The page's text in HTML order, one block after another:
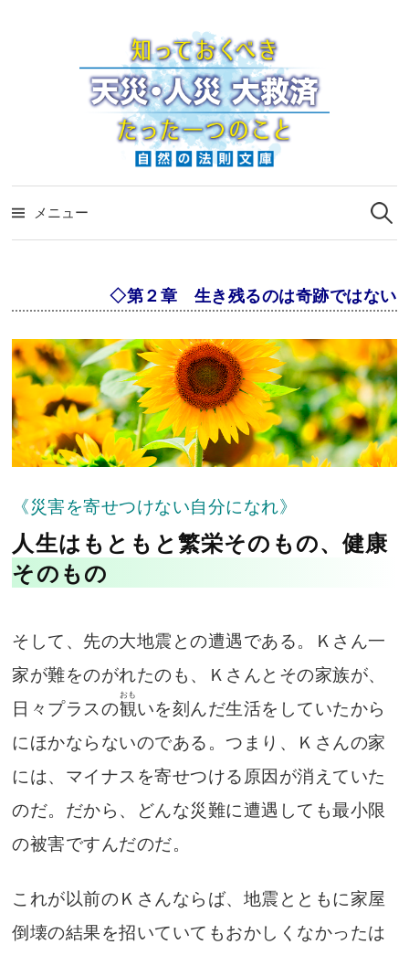
ッ
プ
メニュー
索:
◇第２章 生き残るのは奇跡ではない
《災害を寄せつけない自分になれ》
人生はもともと繁栄そのもの、健康
そのもの
そして、先の大地震との遭遇である。Ｋさん一
家が難をのがれたのも、Ｋさんとその家族が、
日々プラスの観
おも
いを刻んだ生活をしていたから
にほかならないのである。つまり、Ｋさんの家
には、マイナスを寄せつける原因が消えていた
のだ。だから、どんな災難に遭遇しても最小限
の被害ですんだのだ。
これが以前のＫさんならば、地震とともに家屋
倒壊の結果を招いていてもおかしくなかったは